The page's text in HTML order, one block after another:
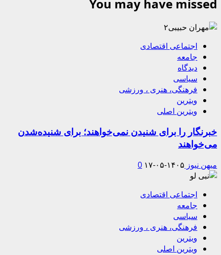
You may have missed
اجتماعی اقتصادی
جامعه
دیدگاه
سیاسی
فرهنگی، هنری ، ورزشی
ویترین
ویترین اصلی
خبرنگار را برای شنیدن نمی‌خواهند؛ برای شنیده‌شدن
می‌خواهند
میهن نیوز ۱۴۰۵-۰۵-۱۷ 0
اجتماعی اقتصادی
جامعه
سیاسی
فرهنگی، هنری ، ورزشی
ویترین
ویترین اصلی